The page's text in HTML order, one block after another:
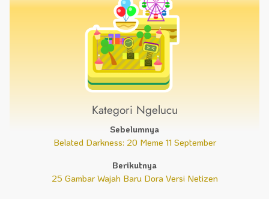
Kategori Ngelucu
Sebelumnya
Belated Darkness: 20 Meme 11 September
Berikutnya
25 Gambar Wajah Baru Dora Versi Netizen